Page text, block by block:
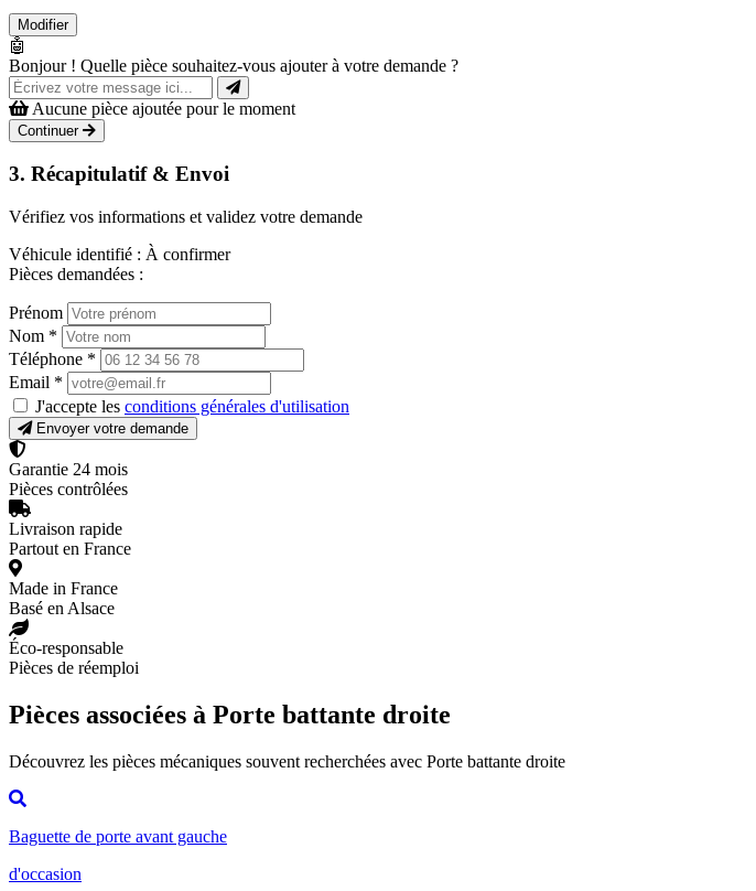
Modifier
🤖
Bonjour ! Quelle pièce souhaitez-vous ajouter à votre demande ?
Aucune pièce ajoutée pour le moment
Continuer
3. Récapitulatif & Envoi
Vérifiez vos informations et validez votre demande
Véhicule identifié : À confirmer
Pièces demandées :
Prénom
Nom *
Téléphone *
Email *
J'accepte les conditions générales d'utilisation
Envoyer votre demande
Garantie 24 mois
Pièces contrôlées
Livraison rapide
Partout en France
Made in France
Basé en Alsace
Éco-responsable
Pièces de réemploi
Pièces associées à Porte battante droite
Découvrez les pièces mécaniques souvent recherchées avec Porte battante droite
Baguette de porte avant gauche
d'occasion